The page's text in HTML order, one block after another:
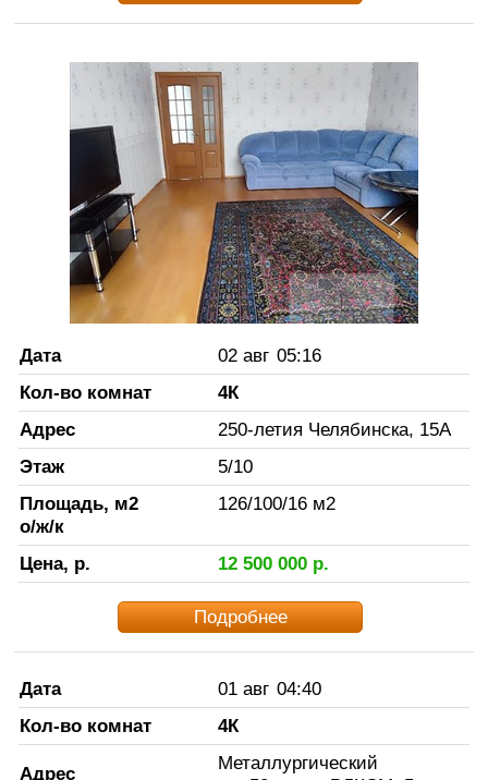
Дата 02 авг 05:16
Кол-во комнат
4К
Адрес
250-летия Челябинска, 15А
Этаж
5/10
Площадь, м2
о/ж/к
126/100/16 м2
Цена, р. 12 500 000р.
Подробнее
Дата 01 авг 04:40
Кол-во комнат
4К
Адрес
Металлургический